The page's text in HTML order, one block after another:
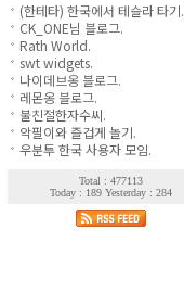
(한테타) 한국에서 테슬라 타기.
CK_ONE님 블로그.
Rath World.
swt widgets.
나이데브옹 블로그.
레몬옹 블로그.
불친절한자수씨.
악필이와 즐겁게 놀기.
우분투 한국 사용자 모임.
Total : 477113
Today : 189 Yesterday : 284